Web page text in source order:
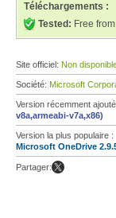
Téléchargements :
Tested: Free
Site officiel: Non
Société: Microsoft
Version récemment
v8a,armeabi-v7a,x86)
Version la plus populaire :
Microsoft OneDrive
Partager: